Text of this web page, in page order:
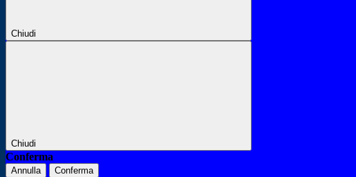
Chiudi
Chiudi
Conferma
Annulla Conferma